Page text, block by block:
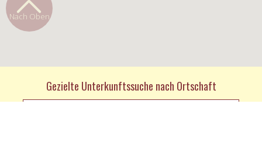
Gezielte Unterkunftssuche nach Ortschaft
Nach Oben